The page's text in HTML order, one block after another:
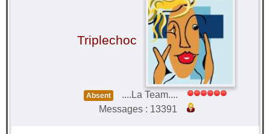
Triplechoc
Absent
....La Team....
Messages : 13391